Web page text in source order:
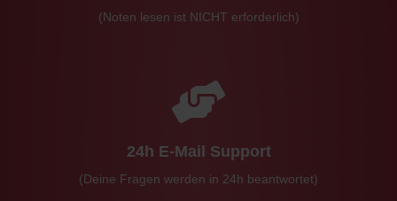
(Noten lesen ist NICHT erforderlich)
24h E-Mail Support
(Deine Fragen werden in 24h beantwortet)